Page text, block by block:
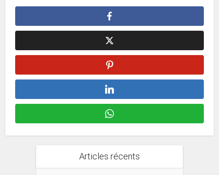
Articles récents